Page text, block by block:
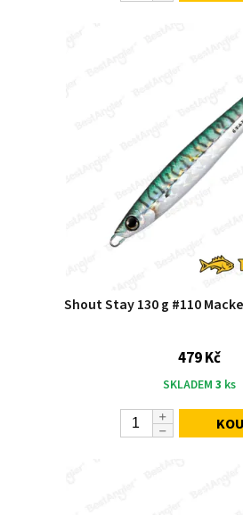
Shout Stay 130 g #110
479 Kč
SKLADEM 3 ks